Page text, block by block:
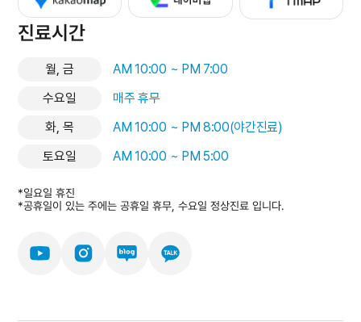
진료시간
월, 금
AM 10:00 ~ PM 7:00
수요일
매주 휴무
화, 목
AM 10:00 ~ PM 8:00(야간진료)
토요일
AM 10:00 ~ PM 5:00
*일요일 휴진
*공휴일이 있는 주에는 공휴일 휴무, 수요일 정상진료 입니다.